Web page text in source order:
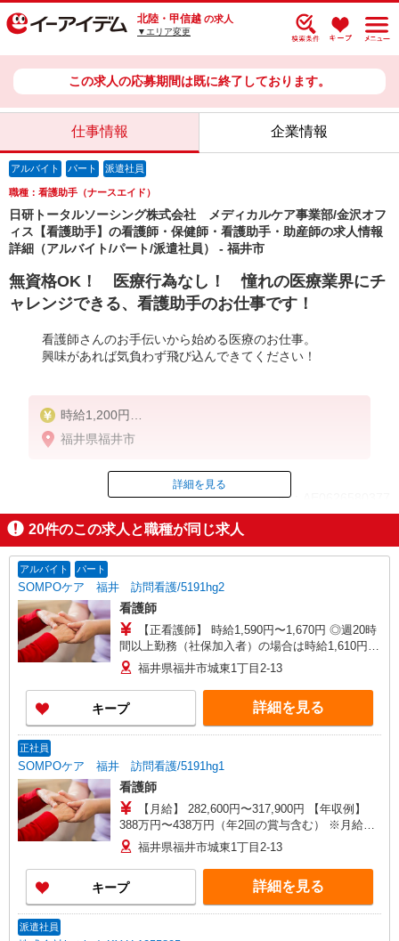
北陸・甲信越 の求人
▼エリア変更
この求人の応募期間は既に終了しております。
仕事情報 企業情報
アルバイト パート 派遣社員
職種：看護助手（ナースエイド）
日研トータルソーシング株式会社 メディカルケア事業部/金沢オフ
ィス【看護助手】の看護師・保健師・看護助手・助産師の求人情報
詳細（アルバイト/パート/派遣社員） - 福井市
無資格OK！ 医療行為なし！ 憧れの医療業界にチ
ャレンジできる、看護助手のお仕事です！
看護師さんのお手伝いから始める医療のお仕事。
興味があれば気負わず飛び込んできてください！
時給1,200円
★週払いOK（規定あり）
福井県福井市
ID：AE0626580377
掲載期間終了
詳細を見る
20件のこの求人と職種が同じ求人
アルバイト パート
SOMPOケア 福井 訪問看護/5191hg2
看護師
【正看護師】 時給1,590円〜1,670円 ◎週20時
間以上勤務（社保加入者）の場合は時給1,610円〜
1,690円 ※各種手当込 ※時給は経験により異なる
福井県福井市城東1丁目2-13
キープ 詳細を見る
正社員
SOMPOケア 福井 訪問看護/5191hg1
看護師
【月給】 282,600円〜317,900円 【年収例】
388万円〜438万円（年2回の賞与含む） ※月給は
職務手当、働きがい向上手当、日祝手当（月平均2
回分）等、 毎月平均的に支払われる手当を含みま
す。 ◎月給は経験により異なります。 ◎残業時は
別途時間外手当支給（超過1分〜） ◎賞与 基本
給2.08ヶ月分/年支給
福井県福井市城東1丁目2-13
キープ 詳細を見る
派遣社員